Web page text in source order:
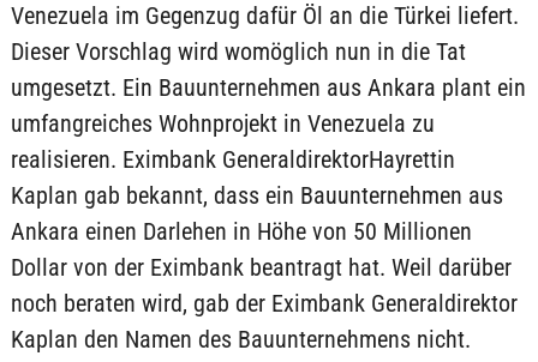
Venezuela im Gegenzug dafür Öl an die Türkei liefert.
Dieser Vorschlag wird womöglich nun in die Tat
umgesetzt. Ein Bauunternehmen aus Ankara plant ein
umfangreiches Wohnprojekt in Venezuela zu
realisieren. Eximbank GeneraldirektorHayrettin
Kaplan gab bekannt, dass ein Bauunternehmen aus
Ankara einen Darlehen in Höhe von 50 Millionen
Dollar von der Eximbank beantragt hat. Weil darüber
noch beraten wird, gab der Eximbank Generaldirektor
Kaplan den Namen des Bauunternehmens nicht.